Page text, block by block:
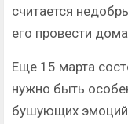
считается
его провести
Еще 15 марта
нужно быть
бушующих